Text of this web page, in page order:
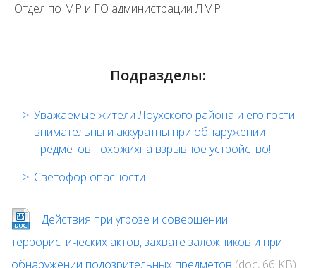
Отдел по МР и ГО администрации ЛМР
Подразделы:
Уважаемые жители Лоухского района и его гости!
внимательны и аккуратны при обнаружении
предметов похожихна взрывное устройство!
Светофор опасности
Действия при угрозе и совершении
террористических актов, захвате заложников и при
обнаружении подозрительных предметов (doc, 66 KB)